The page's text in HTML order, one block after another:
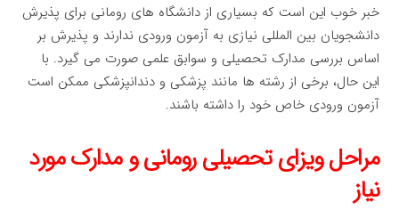
خبر خوب این است که بسیاری از دانشگاه های رومانی برای پذیرش
دانشجویان بین المللی نیازی به آزمون ورودی ندارند و پذیرش بر
اساس بررسی مدارک تحصیلی و سوابق علمی صورت می گیرد. با
این حال، برخی از رشته ها مانند پزشکی و دندانپزشکی ممکن است
آزمون ورودی خاص خود را داشته باشند.
مراحل ویزای تحصیلی رومانی و مدارک مورد
نیاز